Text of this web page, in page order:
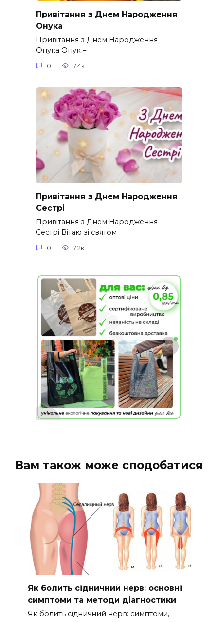
Привітання з Днем Народження
Онука
Привітання з Днем Народження
Онука Онук –
0 7.4к.
Привітання з Днем Народження
Сестрі
Привітання з Днем Народження
Сестрі Вітаю зі святом
0 7.2к.
Вам також може сподобатися
Як болить сідничний нерв: основні
симптоми та методи діагностики
Як болить сідничний нерв: симптоми,